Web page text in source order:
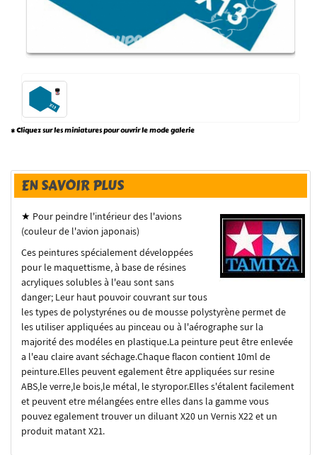
* Cliquez sur les miniatures pour ouvrir le mode galerie
EN SAVOIR PLUS
★ Pour peindre l'intérieur des l'avions
(couleur de l'avion japonais)
Ces peintures spécialement développées
pour le maquettisme, à base de résines
acryliques solubles à l'eau sont sans
danger; Leur haut pouvoir couvrant sur tous
les types de polystyrénes ou de mousse polystyrène permet de
les utiliser appliquées au pinceau ou à l'aérographe sur la
majorité des modéles en plastique.La peinture peut être enlevée
a l'eau claire avant séchage.Chaque flacon contient 10ml de
peinture.Elles peuvent egalement être appliquées sur resine
ABS,le verre,le bois,le métal, le styropor.Elles s'étalent facilement
et peuvent etre mélangées entre elles dans la gamme vous
pouvez egalement trouver un diluant X20 un Vernis X22 et un
produit matant X21.